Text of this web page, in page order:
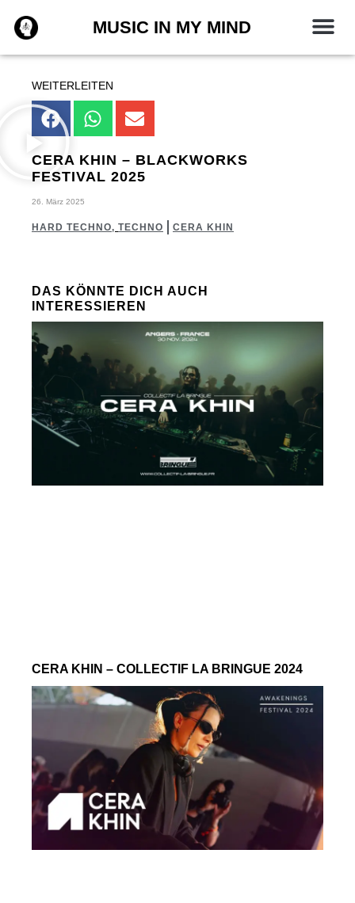
Inhalt
springen
MUSIC IN MY MIND
WEITERLEITEN
CERA KHIN – BLACKWORKS
FESTIVAL 2025
26. März 2025
HARD TECHNO, TECHNO CERA KHIN
DAS KÖNNTE DICH AUCH
INTERESSIEREN
CERA KHIN – COLLECTIF LA BRINGUE 2024